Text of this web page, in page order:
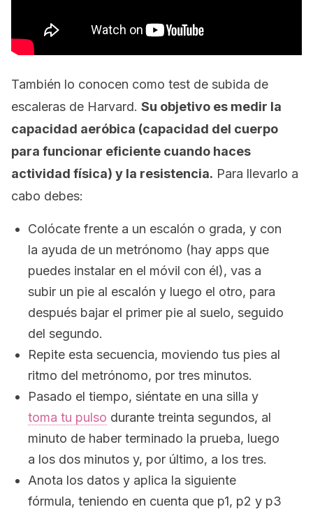
También lo conocen como test de subida de
escaleras de Harvard. Su objetivo es medir la
capacidad aeróbica (capacidad del cuerpo
para funcionar eficiente cuando haces
actividad física) y la resistencia. Para llevarlo a
cabo debes:
Colócate frente a un escalón o grada, y con
la ayuda de un metrónomo (hay apps que
puedes instalar en el móvil con él), vas a
subir un pie al escalón y luego el otro, para
después bajar el primer pie al suelo, seguido
del segundo.
Repite esta secuencia, moviendo tus pies al
ritmo del metrónomo, por tres minutos.
Pasado el tiempo, siéntate en una silla y
toma tu pulso durante treinta segundos, al
minuto de haber terminado la prueba, luego
a los dos minutos y, por último, a los tres.
Anota los datos y aplica la siguiente
fórmula, teniendo en cuenta que p1, p2 y p3